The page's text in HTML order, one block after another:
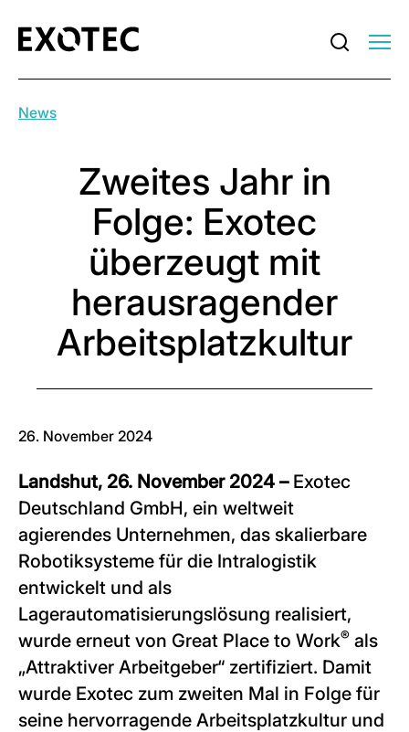
News
Zweites Jahr in
Folge: Exotec
überzeugt mit
herausragender
Arbeitsplatzkultur
26. November 2024
Landshut, 26. November 2024 –Exotec
Deutschland GmbH, ein weltweit
agierendes Unternehmen, das skalierbare
Robotiksysteme für die Intralogistik
entwickelt und als
Lagerautomatisierungslösung realisiert,
wurde erneut von Great Place to Work® als
„Attraktiver Arbeitgeber“ zertifiziert. Damit
wurde Exotec zum zweiten Mal in Folge für
seine hervorragende Arbeitsplatzkultur und